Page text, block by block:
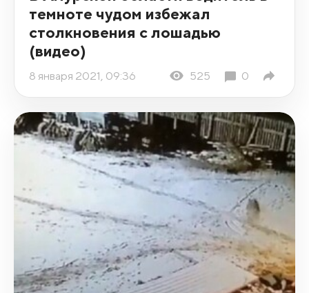
темноте чудом избежал
столкновения с лошадью
(видео)
8 января 2021, 09:36 525 0